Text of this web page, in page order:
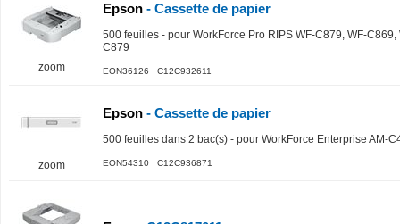
zoom
Epson - Cassette de papier
500 feuilles - pour WorkForce Pro RIPS WF-C879, WF-
C879
EON36126 C12C932611
zoom
Epson - Cassette de papier
500 feuilles dans 2 bac(s) - pour WorkForce Enterprise AM-
EON54310 C12C936871